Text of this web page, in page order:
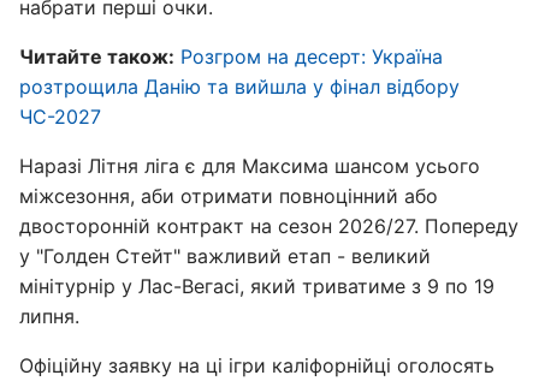
набрати перші очки.
Читайте також: Розгром на десерт: Україна
розтрощила Данію та вийшла у фінал відбору
ЧС-2027
Наразі Літня ліга є для Максима шансом усього
міжсезоння, аби отримати повноцінний або
двосторонній контракт на сезон 2026/27. Попереду
у "Голден Стейт" важливий етап - великий
мінітурнір у Лас-Вегасі, який триватиме з 9 по 19
липня.
Офіційну заявку на ці ігри каліфорнійці оголосять